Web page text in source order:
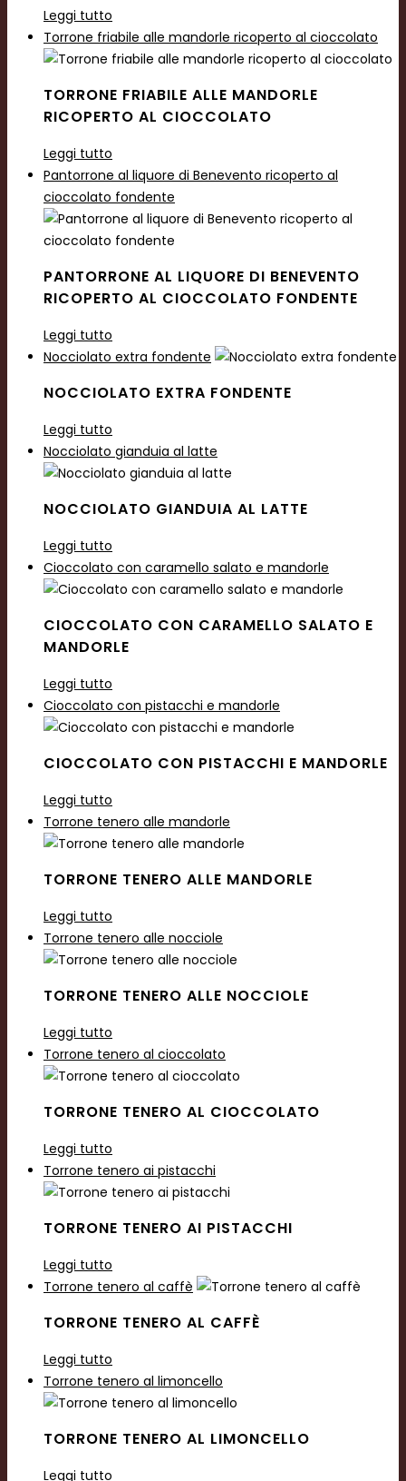
Leggi tutto
Torrone friabile alle mandorle ricoperto al cioccolato
TORRONE FRIABILE ALLE MANDORLE
RICOPERTO AL CIOCCOLATO
Leggi tutto
Pantorrone al liquore di Benevento ricoperto al
cioccolato fondente
PANTORRONE AL LIQUORE DI BENEVENTO
RICOPERTO AL CIOCCOLATO FONDENTE
Leggi tutto
Nocciolato extra fondente
NOCCIOLATO EXTRA FONDENTE
Leggi tutto
Nocciolato gianduia al latte
NOCCIOLATO GIANDUIA AL LATTE
Leggi tutto
Cioccolato con caramello salato e mandorle
CIOCCOLATO CON CARAMELLO SALATO E
MANDORLE
Leggi tutto
Cioccolato con pistacchi e mandorle
CIOCCOLATO CON PISTACCHI E MANDORLE
Leggi tutto
Torrone tenero alle mandorle
TORRONE TENERO ALLE MANDORLE
Leggi tutto
Torrone tenero alle nocciole
TORRONE TENERO ALLE NOCCIOLE
Leggi tutto
Torrone tenero al cioccolato
TORRONE TENERO AL CIOCCOLATO
Leggi tutto
Torrone tenero ai pistacchi
TORRONE TENERO AI PISTACCHI
Leggi tutto
Torrone tenero al caffè
TORRONE TENERO AL CAFFÈ
Leggi tutto
Torrone tenero al limoncello
TORRONE TENERO AL LIMONCELLO
Leggi tutto